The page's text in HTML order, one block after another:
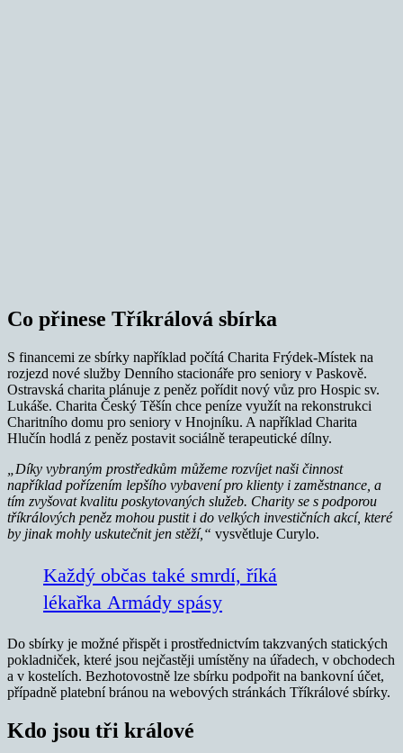
Co přinese Tříkrálová sbírka
S financemi ze sbírky například počítá Charita Frýdek-Místek na
rozjezd nové služby Denního stacionáře pro seniory v Paskově.
Ostravská charita plánuje z peněz pořídit nový vůz pro Hospic sv.
Lukáše. Charita Český Těšín chce peníze využít na rekonstrukci
Charitního domu pro seniory v Hnojníku. A například Charita
Hlučín hodlá z peněz postavit sociálně terapeutické dílny.
„Díky vybraným prostředkům můžeme rozvíjet naši činnost
například pořízením lepšího vybavení pro klienty i zaměstnance, a
tím zvyšovat kvalitu poskytovaných služeb. Charity se s podporou
tříkrálových peněz mohou pustit i do velkých investičních akcí, které
by jinak mohly uskutečnit jen stěží,“ vysvětluje Curylo.
Každý občas také smrdí, říká
lékařka Armády spásy
Do sbírky je možné přispět i prostřednictvím takzvaných statických
pokladniček, které jsou nejčastěji umístěny na úřadech, v obchodech
a v kostelích. Bezhotovostně lze sbírku podpořit na bankovní účet,
případně platební bránou na webových stránkách Tříkrálové sbírky.
Kdo jsou tři králové